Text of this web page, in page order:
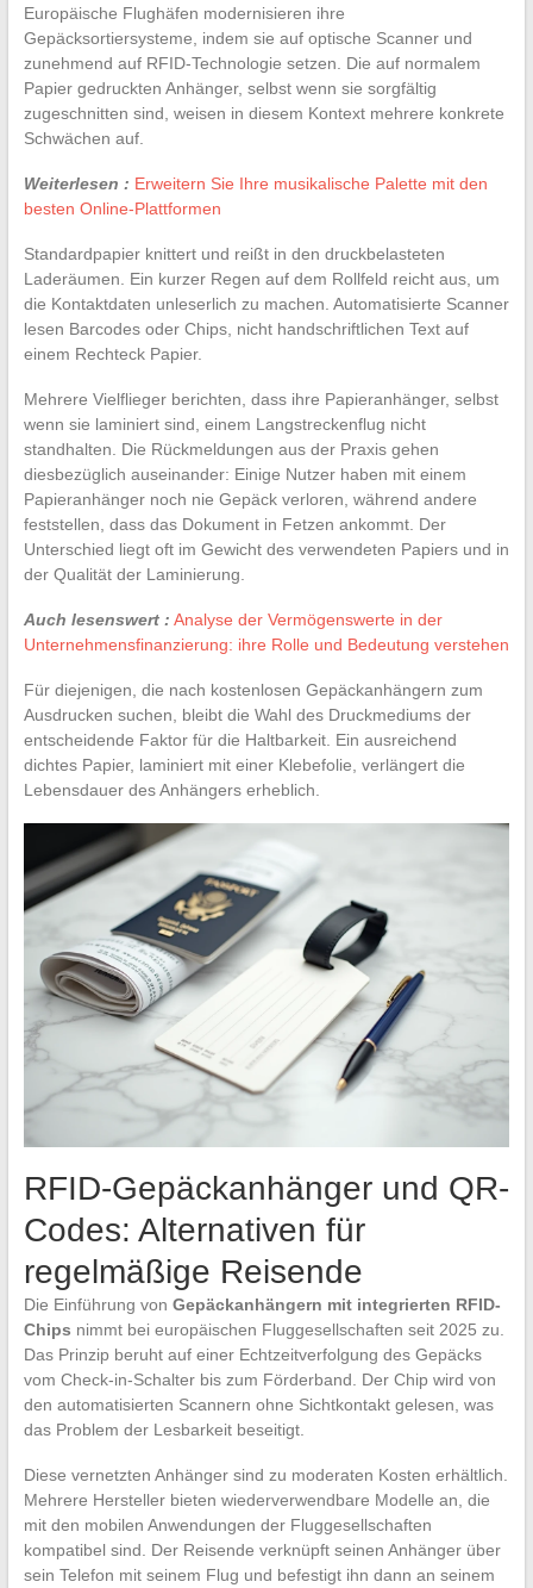
Europäische Flughäfen modernisieren ihre
Gepäcksortiersysteme, indem sie auf optische Scanner und
zunehmend auf RFID-Technologie setzen. Die auf normalem
Papier gedruckten Anhänger, selbst wenn sie sorgfältig
zugeschnitten sind, weisen in diesem Kontext mehrere konkrete
Schwächen auf.
Weiterlesen : Erweitern Sie Ihre musikalische Palette mit den
besten Online-Plattformen
Standardpapier knittert und reißt in den druckbelasteten
Laderäumen. Ein kurzer Regen auf dem Rollfeld reicht aus, um
die Kontaktdaten unleserlich zu machen. Automatisierte Scanner
lesen Barcodes oder Chips, nicht handschriftlichen Text auf
einem Rechteck Papier.
Mehrere Vielflieger berichten, dass ihre Papieranhänger, selbst
wenn sie laminiert sind, einem Langstreckenflug nicht
standhalten. Die Rückmeldungen aus der Praxis gehen
diesbezüglich auseinander: Einige Nutzer haben mit einem
Papieranhänger noch nie Gepäck verloren, während andere
feststellen, dass das Dokument in Fetzen ankommt. Der
Unterschied liegt oft im Gewicht des verwendeten Papiers und in
der Qualität der Laminierung.
Auch lesenswert : Analyse der Vermögenswerte in der
Unternehmensfinanzierung: ihre Rolle und Bedeutung verstehen
Für diejenigen, die nach kostenlosen Gepäckanhängern zum
Ausdrucken suchen, bleibt die Wahl des Druckmediums der
entscheidende Faktor für die Haltbarkeit. Ein ausreichend
dichtes Papier, laminiert mit einer Klebefolie, verlängert die
Lebensdauer des Anhängers erheblich.
RFID-Gepäckanhänger und QR-
Codes: Alternativen für
regelmäßige Reisende
Die Einführung von Gepäckanhängern mit integrierten RFID-
Chips nimmt bei europäischen Fluggesellschaften seit 2025 zu.
Das Prinzip beruht auf einer Echtzeitverfolgung des Gepäcks
vom Check-in-Schalter bis zum Förderband. Der Chip wird von
den automatisierten Scannern ohne Sichtkontakt gelesen, was
das Problem der Lesbarkeit beseitigt.
Diese vernetzten Anhänger sind zu moderaten Kosten erhältlich.
Mehrere Hersteller bieten wiederverwendbare Modelle an, die
mit den mobilen Anwendungen der Fluggesellschaften
kompatibel sind. Der Reisende verknüpft seinen Anhänger über
sein Telefon mit seinem Flug und befestigt ihn dann an seinem